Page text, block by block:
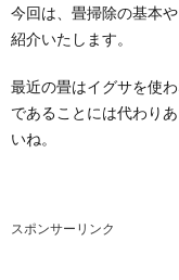
今回は、畳掃除の基本
紹介いたします。
最近の畳はイグサを使
であることには代わり
いね。
スポンサーリンク